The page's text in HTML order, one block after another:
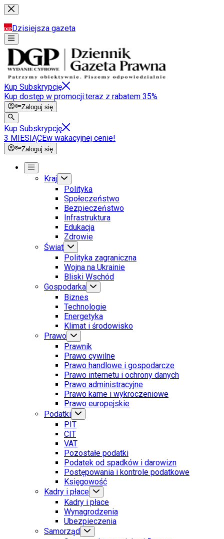
Dzisiejsza gazeta
Kup Subskrypcję
Kup dostęp w promocji:teraz z rabatem 35%
Zaloguj się
Kup Subskrypcję
3 MIESIĄCEw wakacyjnej cenie!
Zaloguj się
Kraj
Polityka
Społeczeństwo
Bezpieczeństwo
Infrastruktura
Edukacja
Zdrowie
Świat
Polityka zagraniczna
Wojna na Ukrainie
Bliski Wschód
Gospodarka
Biznes
Technologie
Energetyka
Klimat i środowisko
Prawo
Prawnik
Prawo cywilne
Prawo handlowe i gospodarcze
Prawo internetu i ochrony danych
Prawo administracyjne
Prawo karne i wykroczeniowe
Prawo europejskie
Podatki
PIT
CIT
VAT
Pozostałe podatki
Podatek od spadków i darowizn
Postępowania i kontrole podatkowe
Księgowość
Kadry i płace
Kadry i płace
Wynagrodzenia
Ubezpieczenia
Samorząd